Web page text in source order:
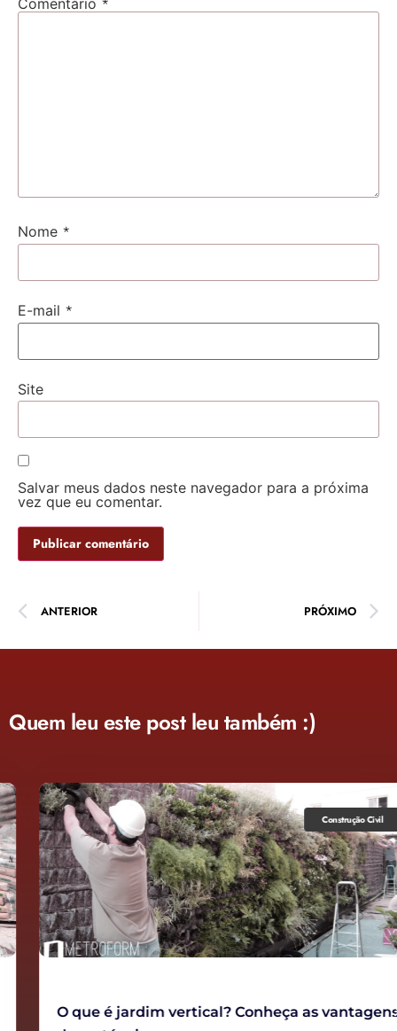
Nome *
E-mail *
Site
Salvar meus dados neste navegador para a próxima
vez que eu comentar.
ANTERIOR PRÓXIMO
Quem leu este post leu também :)
Construção Civil
O que é jardim vertical? Conheça as vantagens